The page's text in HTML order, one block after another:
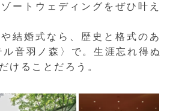
ートウェディングをぜひ叶え
結婚式なら、歴史と格式のあ
音羽ノ森〉で。生涯忘れ得ぬ
けることだろう。